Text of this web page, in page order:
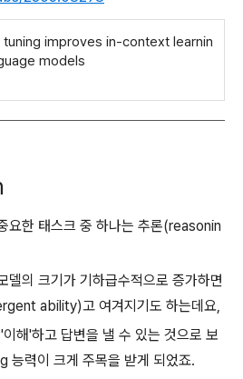
tuning improves in-context learnin
models
요한 태스크 중 하나는 추론(reasonin
델의 크기가 기하급수적으로 증가하면
ability)고 여겨지기도 하는데요,
해'하고 답변을 낼 수 있는 것으로 보
력이 크게 주목을 받게 되었죠.